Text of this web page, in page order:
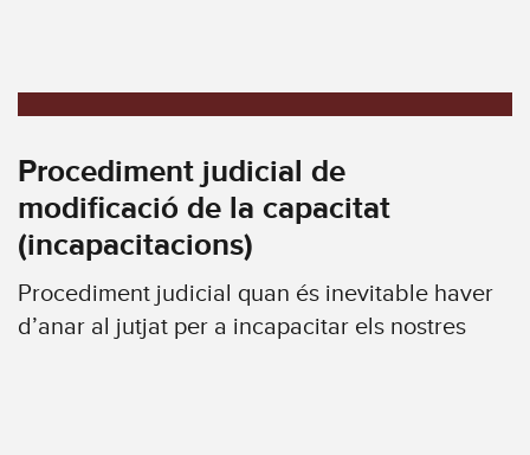
Procediment judicial de
modificació de la capacitat
(incapacitacions)
Procediment judicial quan és inevitable haver
d’anar al jutjat per a incapacitar els nostres